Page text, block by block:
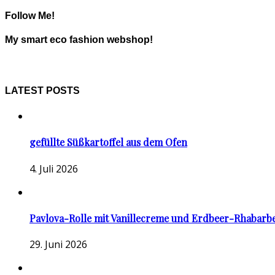
Follow Me!
My smart eco fashion webshop!
LATEST POSTS
gefüllte Süßkartoffel aus dem Ofen
4. Juli 2026
Pavlova-Rolle mit Vanillecreme und Erdbeer-
29. Juni 2026